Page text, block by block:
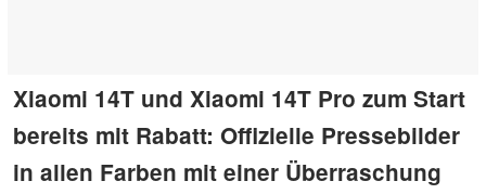
Xiaomi 14T und Xiaomi 14T Pro zum Start
bereits mit Rabatt: Offizielle Pressebilder
in allen Farben mit einer Überraschung